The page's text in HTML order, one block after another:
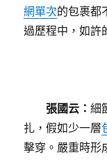
網單次的包裹都
過歷程中，如許
張國云：細
扎，假如少一層
擊穿。嚴重時形